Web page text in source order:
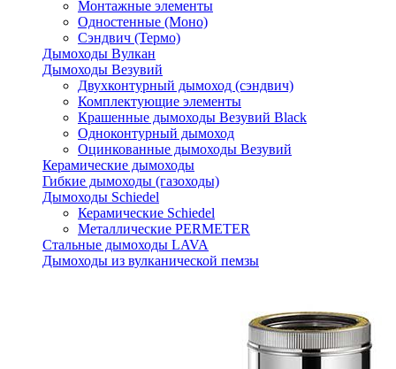
Монтажные элементы
Одностенные (Моно)
Сэндвич (Термо)
Дымоходы Вулкан
Дымоходы Везувий
Двухконтурный дымоход (сэндвич)
Комплектующие элементы
Крашенные дымоходы Везувий Black
Одноконтурный дымоход
Оцинкованные дымоходы Везувий
Керамические дымоходы
Гибкие дымоходы (газоходы)
Дымоходы Schiedel
Керамические Schiedel
Металлические PERMETER
Стальные дымоходы LAVA
Дымоходы из вулканической пемзы